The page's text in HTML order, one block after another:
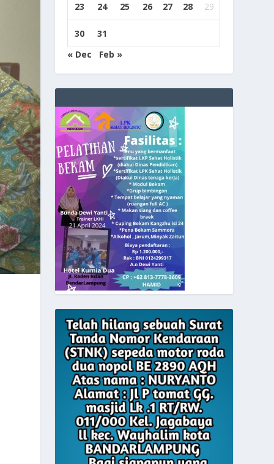
23 24 25 26 27 28 29
30
31
« Dec
Feb »